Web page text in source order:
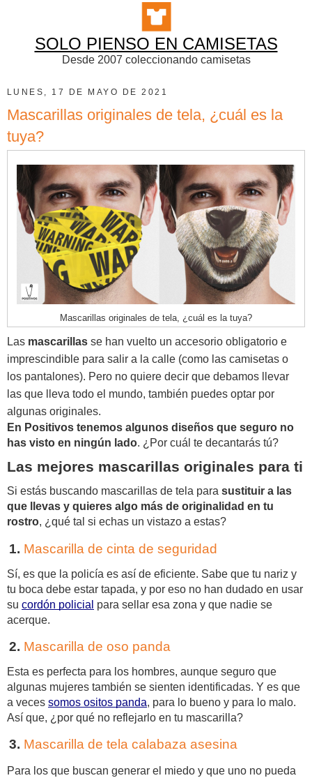
SOLO PIENSO EN CAMISETAS
Desde 2007 coleccionando camisetas
LUNES, 17 DE MAYO DE 2021
Mascarillas originales de tela, ¿cuál es la
tuya?
Mascarillas originales de tela, ¿cuál es la tuya?
Las mascarillas se han vuelto un accesorio obligatorio e
imprescindible para salir a la calle (como las camisetas o
los pantalones). Pero no quiere decir que debamos llevar
las que lleva todo el mundo, también puedes optar por
algunas originales.
En Positivos tenemos algunos diseños que seguro no
has visto en ningún lado. ¿Por cuál te decantarás tú?
Las mejores mascarillas originales para ti
Si estás buscando mascarillas de tela para sustituir a las
que llevas y quieres algo más de originalidad en tu
rostro, ¿qué tal si echas un vistazo a estas?
Mascarilla de cinta de seguridad
Sí, es que la policía es así de eficiente. Sabe que tu nariz y
tu boca debe estar tapada, y por eso no han dudado en usar
su cordón policial para sellar esa zona y que nadie se
acerque.
Mascarilla de oso panda
Esta es perfecta para los hombres, aunque seguro que
algunas mujeres también se sienten identificadas. Y es que
a veces somos ositos panda, para lo bueno y para lo malo.
Así que, ¿por qué no reflejarlo en tu mascarilla?
Mascarilla de tela calabaza asesina
Para los que buscan generar el miedo y que uno no pueda